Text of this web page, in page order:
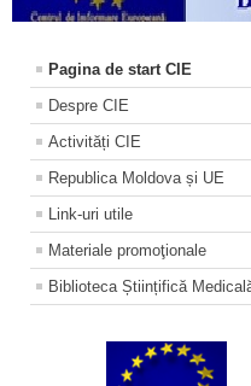
Pagina de start CIE
Despre CIE
Activități CIE
Republica Moldova și UE
Link-uri utile
Materiale promoţionale
Biblioteca Științifică